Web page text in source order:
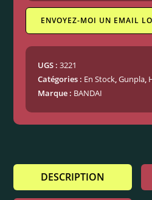
ENVOYEZ-MOI UN EMAIL
UGS :3221
Catégories : En Stock,Gunpla,
Marque : BANDAI
DESCRIPTION